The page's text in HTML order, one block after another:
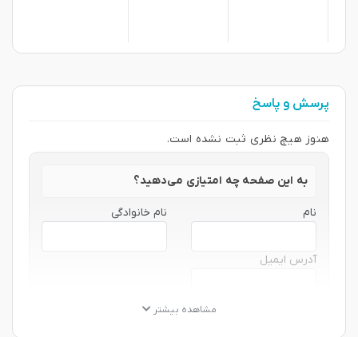
پرسش و پاسخ
هنوز هیچ نظری ثبت نشده است.
به این صفحه چه امتیازی می‌دهید؟
نام نام خانوادگی
آدرس ایمیل
★
مشاهده بیشتر